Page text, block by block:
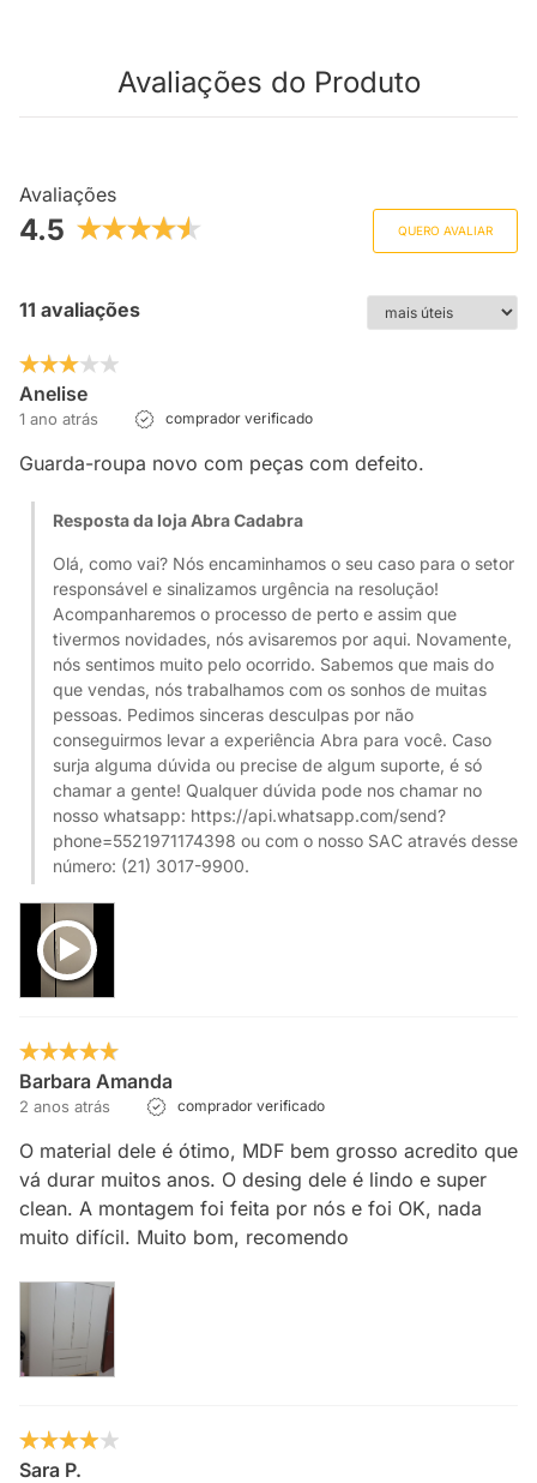
Avaliações do Produto
Avaliações
4.5 QUERO AVALIAR
11 avaliações
Anelise
1 ano atrás comprador verificado
Guarda-roupa novo com peças com defeito.
Resposta da loja Abra Cadabra
Olá, como vai? Nós encaminhamos o seu caso para o setor
responsável e sinalizamos urgência na resolução!
Acompanharemos o processo de perto e assim que
tivermos novidades, nós avisaremos por aqui. Novamente,
nós sentimos muito pelo ocorrido. Sabemos que mais do
que vendas, nós trabalhamos com os sonhos de muitas
pessoas. Pedimos sinceras desculpas por não
conseguirmos levar a experiência Abra para você. Caso
surja alguma dúvida ou precise de algum suporte, é só
chamar a gente! Qualquer dúvida pode nos chamar no
nosso whatsapp: https://api.whatsapp.com/send?
phone=5521971174398 ou com o nosso SAC através desse
número: (21) 3017-9900.
Barbara Amanda
2 anos atrás comprador verificado
O material dele é ótimo, MDF bem grosso acredito que
vá durar muitos anos. O desing dele é lindo e super
clean. A montagem foi feita por nós e foi OK, nada
muito difícil. Muito bom, recomendo
Sara P.